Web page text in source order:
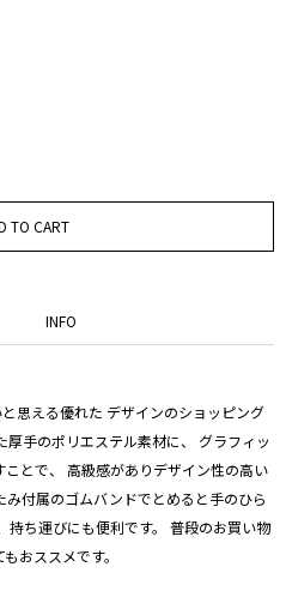
TO CART
INFO
思える優れた デザインのショッピング
手のポリエステル素材に、 グラフィッ
とで、 高級感がありデザイン性の高い
付属のゴムバンドでとめると手のひら
持ち運びにも便利です。 普段のお買い物
おススメです。